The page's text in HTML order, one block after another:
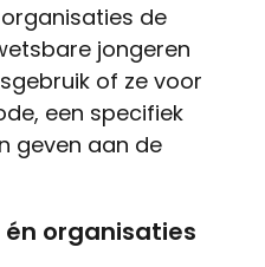
de
jongeren
of ze voor
een specifiek
geven aan de
organisaties